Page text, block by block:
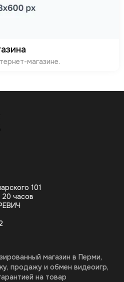
магазине.
101
часов
магазин в Перми,
продажу и обмен видеоигр,
на товар